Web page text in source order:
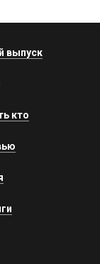
выпуск
кто